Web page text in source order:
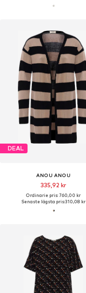
DEAL
ANOU ANOU
335,92 kr
Ordinarie pris: 760,00 kr
Senaste lägsta pris:310,08 kr